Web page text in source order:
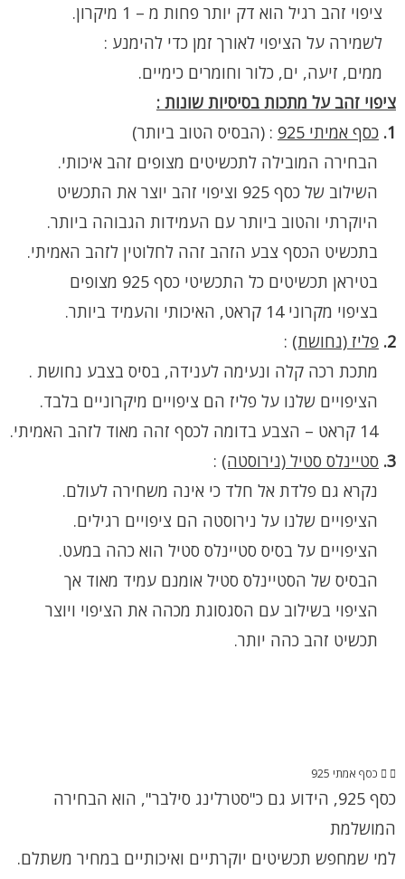
ציפוי זהב רגיל הוא דק יותר פחות מ – 1 מיקרון.
לשמירה על הציפוי לאורך זמן כדי להימנע :
ממים, זיעה, ים, כלור וחומרים כימיים.
ציפוי זהב על מתכות בסיסיות שונות :
1. כסף אמיתי 925 : (הבסיס הטוב ביותר)
הבחירה המובילה לתכשיטים מצופים זהב איכותי.
השילוב של כסף 925 וציפוי זהב יוצר את התכשיט
היוקרתי והטוב ביותר עם העמידות הגבוהה ביותר.
בתכשיט הכסף צבע הזהב זהה לחלוטין לזהב האמיתי.
בטיראן תכשיטים כל התכשיטי כסף 925 מצופים
בציפוי מקרוני 14 קראט, האיכותי והעמיד ביותר.
2. פליז (נחושת) :
מתכת רכה קלה ונעימה לענידה, בסיס בצבע נחושת .
הציפויים שלנו על פליז הם ציפויים מיקרוניים בלבד.
14 קראט – הצבע בדומה לכסף זהה מאוד לזהב האמיתי.
3. סטיינלס סטיל (נירוסטה) :
נקרא גם פלדת אל חלד כי אינה משחירה לעולם.
הציפויים שלנו על נירוסטה הם ציפויים רגילים.
הציפויים על בסיס סטיינלס סטיל הוא כהה במעט.
הבסיס של הסטיינלס סטיל אומנם עמיד מאוד אך
הציפוי בשילוב עם הסגסוגת מכהה את הציפוי ויוצר
תכשיט זהב כהה יותר.
כסף אמתי 925
כסף 925, הידוע גם כ"סטרלינג סילבר", הוא הבחירה
המושלמת
למי שמחפש תכשיטים יוקרתיים ואיכותיים במחיר משתלם.